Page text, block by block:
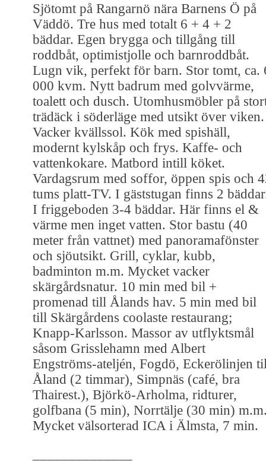
Sjötomt på Rangarnö nära Barnens Ö på
Väddö. Tre hus med totalt 6 + 4 + 2
bäddar. Egen brygga och tillgång till
roddbåt, optimistjolle och barnroddbåt.
Lugn vik, perfekt för barn. Stor tomt, ca.
000 kvm. Nytt badrum med golvvärme,
toalett och dusch. Utomhusmöbler på
trädäck i söderläge med utsikt över viken.
Vacker kvällssol. Kök med spishäll,
modernt kylskåp och frys. Kaffe- och
vattenkokare. Matbord intill köket.
Vardagsrum med soffor, öppen spis och
tums platt-TV. I gäststugan finns 2
I friggeboden 3-4 bäddar. Här finns el &
värme men inget vatten. Stor bastu (40
meter från vattnet) med panoramafönster
och sjöutsikt. Grill, cyklar, kubb,
badminton m.m. Mycket vacker
skärgårdsnatur. 10 min med bil +
promenad till Ålands hav. 5 min med bil
till Skärgårdens coolaste restaurang;
Knapp-Karlsson. Massor av utflyktsmål
såsom Grisslehamn med Albert
Engströms-ateljén, Fogdö, Eckerölinjen
Åland (2 timmar), Simpnäs (café, bra
Thairest.), Björkö-Arholma, ridturer,
golfbana (5 min), Norrtälje (30 min)
Mycket välsorterad ICA i Älmsta, 7 min.